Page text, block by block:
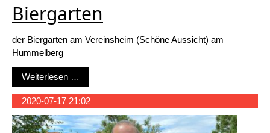
Biergarten
der Biergarten am Vereinsheim (Schöne Aussicht) am
Hummelberg
Weiterlesen …
2020-07-17 21:02